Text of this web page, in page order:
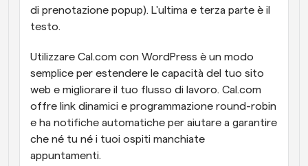
di prenotazione popup). L'ultima e terza parte è il
testo.
Utilizzare Cal.com con WordPress è un modo
semplice per estendere le capacità del tuo sito
web e migliorare il tuo flusso di lavoro. Cal.com
offre link dinamici e programmazione round-robin
e ha notifiche automatiche per aiutare a garantire
che né tu né i tuoi ospiti manchiate
appuntamenti.